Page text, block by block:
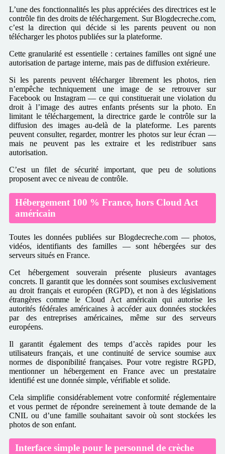
L’une des fonctionnalités les plus appréciées des directrices est le
contrôle fin des droits de téléchargement. Sur Blogdecreche.com,
c’est la direction qui décide si les parents peuvent ou non
télécharger les photos publiées sur la plateforme.
Cette granularité est essentielle : certaines familles ont signé une
autorisation de partage interne, mais pas de diffusion extérieure.
Si les parents peuvent télécharger librement les photos, rien
n’empêche techniquement une image de se retrouver sur
Facebook ou Instagram — ce qui constituerait une violation du
droit à l’image des autres enfants présents sur la photo. En
limitant le téléchargement, la directrice garde le contrôle sur la
diffusion des images au-delà de la plateforme. Les parents
peuvent consulter, regarder, montrer les photos sur leur écran —
mais ne peuvent pas les extraire et les redistribuer sans
autorisation.
C’est un filet de sécurité important, que peu de solutions
proposent avec ce niveau de contrôle.
Hébergement 100 % France, hors Cloud Act
américain
Toutes les données publiées sur Blogdecreche.com — photos,
vidéos, identifiants des familles — sont hébergées sur des
serveurs situés en France.
Cet hébergement souverain présente plusieurs avantages
concrets. Il garantit que les données sont soumises exclusivement
au droit français et européen (RGPD), et non à des législations
étrangères comme le Cloud Act américain qui autorise les
autorités fédérales américaines à accéder aux données stockées
par des entreprises américaines, même sur des serveurs
européens.
Il garantit également des temps d’accès rapides pour les
utilisateurs français, et une continuité de service soumise aux
normes de disponibilité françaises. Pour votre registre RGPD,
mentionner un hébergement en France avec un prestataire
identifié est une donnée simple, vérifiable et solide.
Cela simplifie considérablement votre conformité réglementaire
et vous permet de répondre sereinement à toute demande de la
CNIL ou d’une famille souhaitant savoir où sont stockées les
photos de son enfant.
Interface simple pour le personnel de crèche